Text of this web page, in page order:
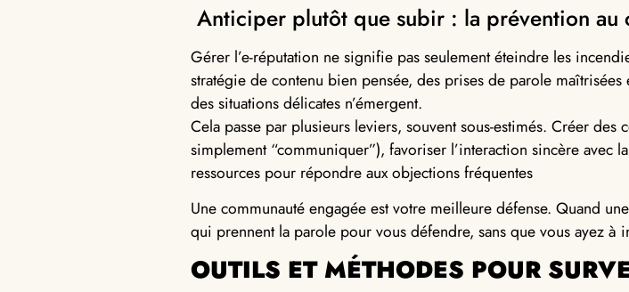
Anticiper plutôt que subir : la prévention au
Gérer l’e-réputation ne signifie pas seulement éteindre les
stratégie de contenu bien pensée, des prises de parole
des situations délicates n’émergent.
Cela passe par plusieurs leviers, souvent sous-estimés. Créer
simplement “communiquer”), favoriser l’interaction sincère avec
ressources pour répondre aux objections fréquentes
Une communauté engagée est votre meilleure défense. Quand
qui prennent la parole pour vous défendre, sans que vous ayez à
OUTILS ET MÉTHODES POUR